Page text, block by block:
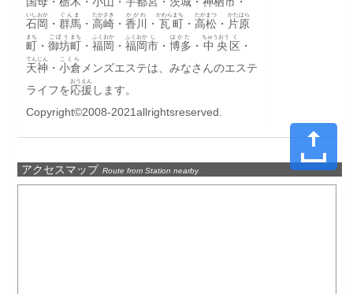
石岡
いしおか
・ 群馬
ぐんま
・ 高崎
たかさき
・ 香川
かがわ
・ 瓦
かわら
町
まち
・ 高松
たかまつ
・ 片原
かたはら
町
まち
・ 御坊
ごぼう
町
まち
・ 福岡
ふくおか
・ 福岡
ふくおか
市
し
・ 博多
はかた
・ 中央
ちゅうおう
区
く
・
天神
てんじん
・ 小倉
こくら
メンズエステは、みなさんのエステ
ライフを応援
おうえん
します。
Copyright©2008-2021allrightsreserved.
アクセスマップ Route from Station nearby